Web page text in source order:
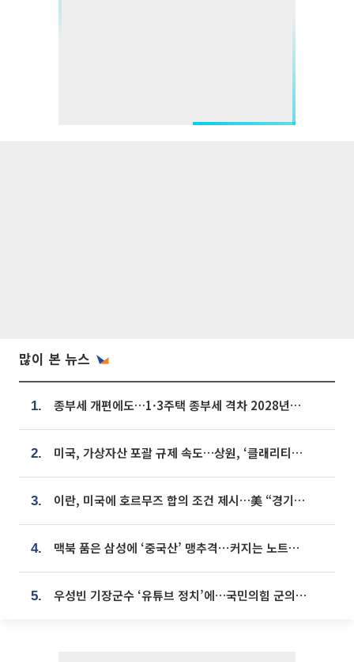
많이 본 뉴스
1. 종부세 개편에도…1·3주택 종부세 격차 2028년부터 확대
2. 미국, 가상자산 포괄 규제 속도…상원, ‘클래리티법’ 9월 절차투표 추진
3. 이란, 미국에 호르무즈 합의 조건 제시…美 “경기 아직 안 끝나” [종합]
4. 맥북 품은 삼성에 ‘중국산’ 맹추격⋯커지는 노트북 OLED 시장
5. 우성빈 기장군수 ‘유튜브 정치’에…국민의힘 군의원들 집단 반발